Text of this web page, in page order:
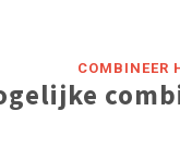
COMBINEER